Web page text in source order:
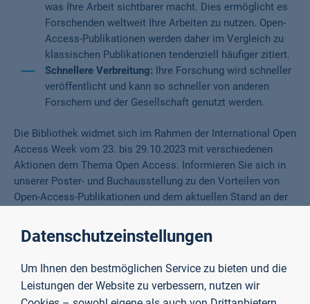
was Ihre Arbeit sichtbarer macht. Dies ermöglicht es
Forschenden weltweit Ihre Arbeiten zu nutzen. Open-
Access-Publikationen werden daher im Vergleich zu
klassischen Publikationen tendenziell häufiger zitiert.
Schnellere Verbreitung: Ihre Forschung wird schneller
veröffentlicht und kann so schneller von anderen
Forschern und der Gesellschaft genutzt werden.
Die Bibliothek widmet sich im Rahmen der International Open
Access Week vom 23. bis 29.10.2023 mit verschiedenen
Aktionen dem Thema Open Access. Informieren Sie sich in
unserer Poster- und Buchausstellung zu den Vorteilen von
Open-Access-Publikationen und dem aktuellen Stand an der
Lecture, wie Sie das Zweitveröffentlichungsrecht und Green
Open Access für sich nutzen.
Seit 2009 findet die Internationale Open Access Week statt,
in der zahlreiche Institutionen weltweit Veranstaltungen zum
Datenschutzeinstellungen
Um Ihnen den bestmöglichen Service zu bieten und die
Leistungen der Website zu verbessern, nutzen wir